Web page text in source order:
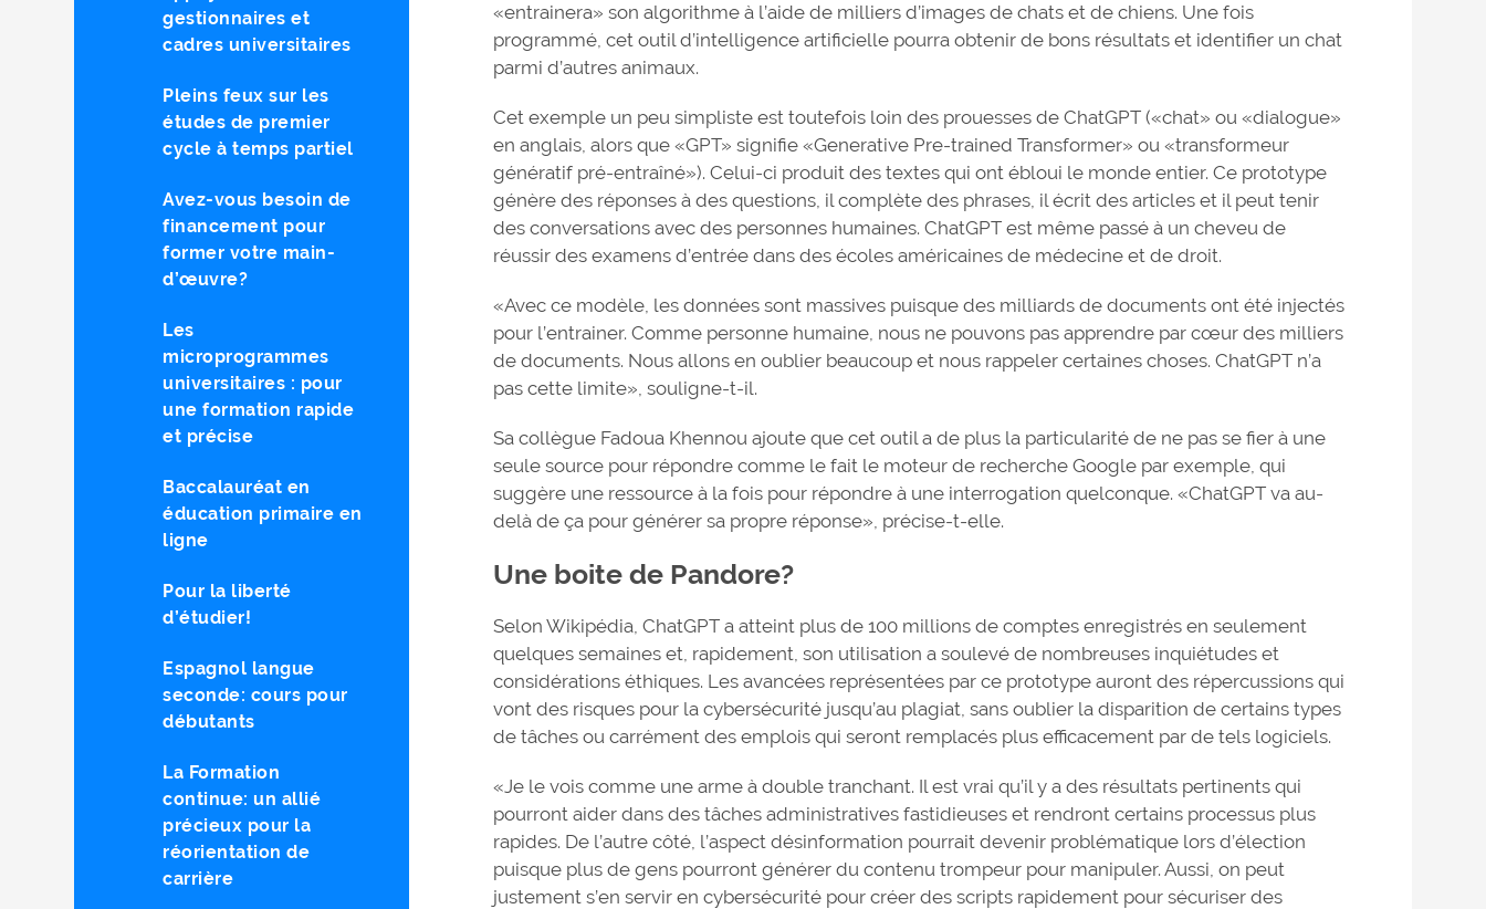
gestionnaires et
cadres universitaires
Pleins feux sur les
études de premier
cycle à temps partiel
Avez-vous besoin de
financement pour
former votre main-
d’œuvre?
Les
microprogrammes
universitaires : pour
une formation rapide
et précise
Baccalauréat en
éducation primaire en
ligne
Pour la liberté
d’étudier!
Espagnol langue
seconde: cours pour
débutants
La Formation
continue: un allié
précieux pour la
réorientation de
carrière
«entrainera» son algorithme à l’aide de milliers d’images de chats et de chiens. Une fois
programmé, cet outil d’intelligence artificielle pourra obtenir de bons résultats et identifier un chat
parmi d’autres animaux.
Cet exemple un peu simpliste est toutefois loin des prouesses de ChatGPT («chat» ou «dialogue»
en anglais, alors que «GPT» signifie «Generative Pre-trained Transformer» ou «transformeur
génératif pré-entraîné»). Celui-ci produit des textes qui ont ébloui le monde entier. Ce prototype
génère des réponses à des questions, il complète des phrases, il écrit des articles et il peut tenir
des conversations avec des personnes humaines. ChatGPT est même passé à un cheveu de
réussir des examens d’entrée dans des écoles américaines de médecine et de droit.
«Avec ce modèle, les données sont massives puisque des milliards de documents ont été injectés
pour l’entrainer. Comme personne humaine, nous ne pouvons pas apprendre par cœur des milliers
de documents. Nous allons en oublier beaucoup et nous rappeler certaines choses. ChatGPT n’a
pas cette limite», souligne-t-il.
Sa collègue Fadoua Khennou ajoute que cet outil a de plus la particularité de ne pas se fier à une
seule source pour répondre comme le fait le moteur de recherche Google par exemple, qui
suggère une ressource à la fois pour répondre à une interrogation quelconque. «ChatGPT va au-
delà de ça pour générer sa propre réponse», précise-t-elle.
Une boite de Pandore?
Selon Wikipédia, ChatGPT a atteint plus de 100 millions de comptes enregistrés en seulement
quelques semaines et, rapidement, son utilisation a soulevé de nombreuses inquiétudes et
considérations éthiques. Les avancées représentées par ce prototype auront des répercussions qui
vont des risques pour la cybersécurité jusqu’au plagiat, sans oublier la disparition de certains types
de tâches ou carrément des emplois qui seront remplacés plus efficacement par de tels logiciels.
«Je le vois comme une arme à double tranchant. Il est vrai qu’il y a des résultats pertinents qui
pourront aider dans des tâches administratives fastidieuses et rendront certains processus plus
rapides. De l’autre côté, l’aspect désinformation pourrait devenir problématique lors d’élection
puisque plus de gens pourront générer du contenu trompeur pour manipuler. Aussi, on peut
justement s’en servir en cybersécurité pour créer des scripts rapidement pour sécuriser des